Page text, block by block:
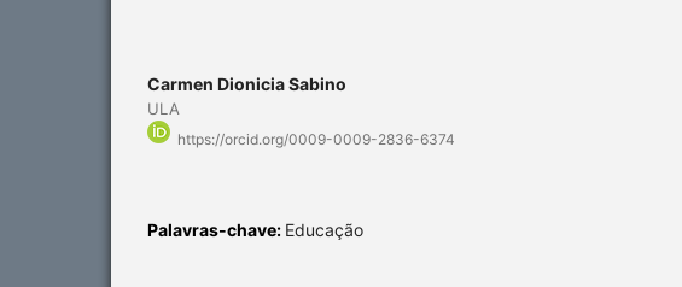
Carmen Dionicia Sabino
ULA
https://orcid.org/0009-0009-2836-6374
Palavras-chave: Educação